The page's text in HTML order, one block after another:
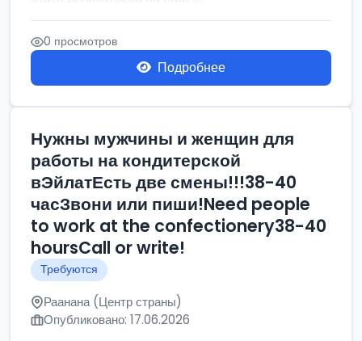
0 просмотров
Подробнее
Нужны мужчины и женщин для
работы на кондитерской
вЭйлатЕсть две смены!!!38-40
часЗвони или пиши!Need people
to work at the confectionery38-40
hoursCall or write!
Требуются
Раанана (Центр страны)
Опубликовано: 17.06.2026